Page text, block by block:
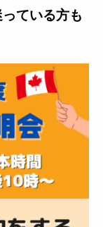
ている方も